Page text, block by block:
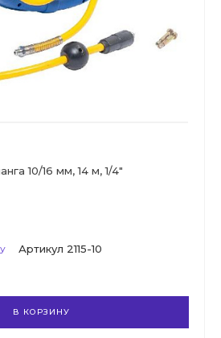
10/16 мм, 14 м, 1/4"
Артикул 2115-10
В КОРЗИНУ